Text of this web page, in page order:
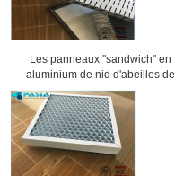
Les panneaux "sandwich" en
aluminium de nid d'abeilles de
preuve saine ont usiné la
préparation de surface